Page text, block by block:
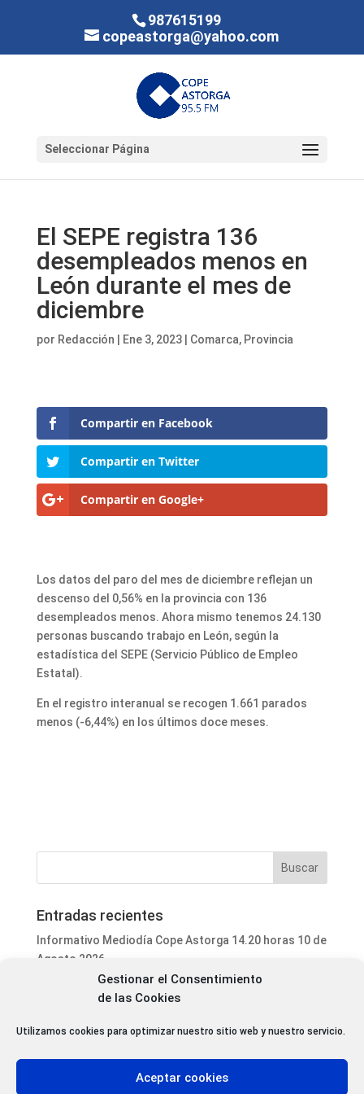
Gestionar el Consentimiento
de las Cookies
Utilizamos cookies para optimizar nuestro sitio web y nuestro servicio.
Aceptar cookies
987615199
copeastorga@yahoo.com
Seleccionar Página
El SEPE registra 136
desempleados menos en
León durante el mes de
diciembre
por Redacción Ene 3, 2023| Comarca, Provincia
Compartir en Facebook
Compartir en Twitter
Compartir en Google+
Los datos del paro del mes de diciembre reflejan un
descenso del 0,56% en la provincia con 136
desempleados menos. Ahora mismo tenemos 24.130
personas buscando trabajo en León, según la
estadística del SEPE (Servicio Público de Empleo
Estatal).
En el registro interanual se recogen 1.661 parados
menos (-6,44%) en los últimos doce meses.
Entradas recientes
Informativo Mediodía Cope Astorga 14.20 horas 10 de
Agosto 2026
Programa Local Cope Astorga 10 de Agosto 2026
Catedral de Astorga este domingo 16 de agosto
edición con 18 expositores y Marruecos como país